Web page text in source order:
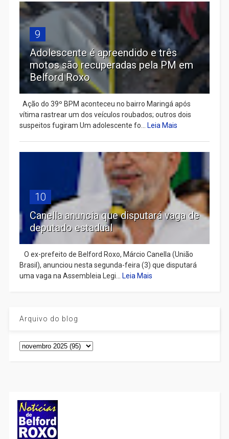
9
Adolescente é apreendido e três
motos são recuperadas pela PM em
Belford Roxo
Ação do 39º BPM aconteceu no bairro Maringá após
vítima rastrear um dos veículos roubados; outros dois
suspeitos fugiram Um adolescente fo...
Leia Mais
10
Canella anuncia que disputará vaga de
deputado estadual
​ O ex-prefeito de Belford Roxo, Márcio Canella (União
Brasil), anunciou nesta segunda-feira (3) que disputará
uma vaga na Assembleia Legi...
Leia Mais
Arquivo do blog